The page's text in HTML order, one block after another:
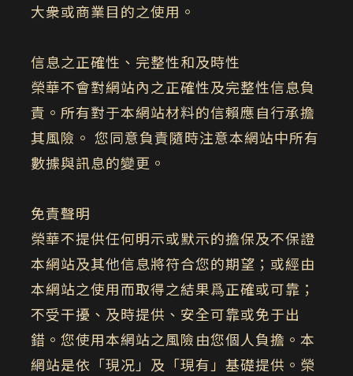
大衆或商業目的之使用。
信息之正確性、完整性和及時性
榮華不會對網站內之正確性及完整性信息負
責。所有對于本網站材料的信賴應自行承擔
其風險。 您同意負責隨時注意本網站中所有
數據與訊息的變更。
免責聲明
榮華不提供任何明示或默示的擔保及不保證
本網站及其他信息將符合您的期望；或經由
本網站之使用而取得之結果爲正確或可靠；
不受干擾、及時提供、安全可靠或免于出
錯。您使用本網站之風險由您個人負擔。本
網站是依「現况」及「現有」基礎提供。榮